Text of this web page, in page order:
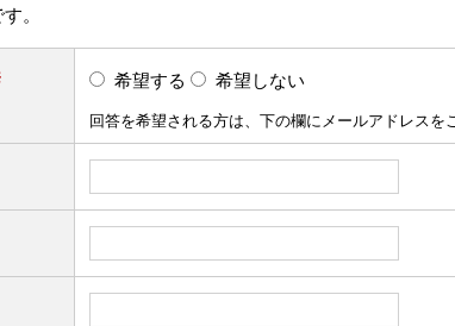
。
希望する 希望しない
回答を希望される方は、下の欄にメールアドレスを